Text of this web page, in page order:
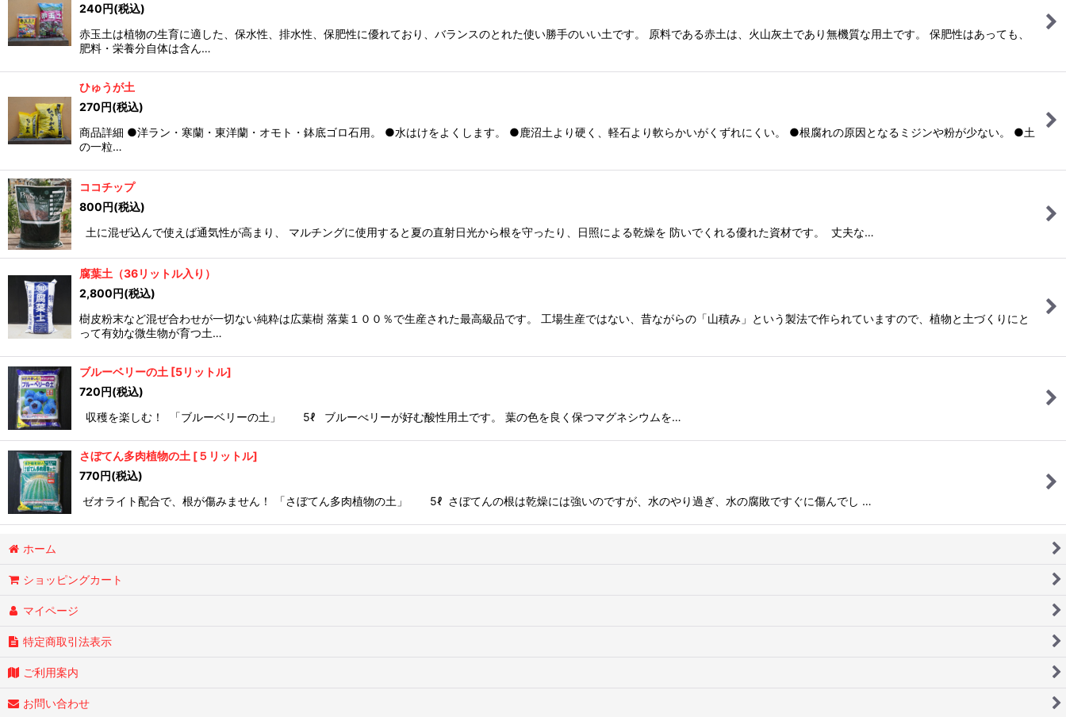
240円(税込)
赤玉土は植物の生育に適した、保水性、排水性、保肥性に優れており、バランスのとれた使い勝手のいい土です。 原料である赤土は、火山灰土であり無機質な用土です。 保肥性はあっても、
肥料・栄養分自体は含ん…
ひゅうが土
270円(税込)
商品詳細 ●洋ラン・寒蘭・東洋蘭・オモト・鉢底ゴロ石用。 ●水はけをよくします。 ●鹿沼土より硬く、軽石より軟らかいがくずれにくい。 ●根腐れの原因となるミジンや粉が少ない。 ●土
の一粒…
ココチップ
800円(税込)
土に混ぜ込んで使えば通気性が高まり、 マルチングに使用すると夏の直射日光から根を守ったり、日照による乾燥を 防いでくれる優れた資材です。 丈夫な…
腐葉土（36リットル入り）
2,800円(税込)
樹皮粉末など混ぜ合わせが一切ない純粋は広葉樹 落葉１００％で生産された最高級品です。 工場生産ではない、昔ながらの「山積み」という製法で作られていますので、植物と土づくりにと
って有効な微生物が育つ土…
ブルーベリーの土 [5リットル]
720円(税込)
収穫を楽しむ！ 「ブルーベリーの土」 5ℓ ブルーべリーが好む酸性用土です。 葉の色を良く保つマグネシウムを…
さぼてん多肉植物の土 [５リットル]
770円(税込)
ゼオライト配合で、根が傷みません！ 「さぼてん多肉植物の土」 5ℓ さぼてんの根は乾燥には強いのですが、水のやり過ぎ、水の腐敗ですぐに傷んでし …
ホーム
ショッピングカート
マイページ
特定商取引法表示
ご利用案内
お問い合わせ